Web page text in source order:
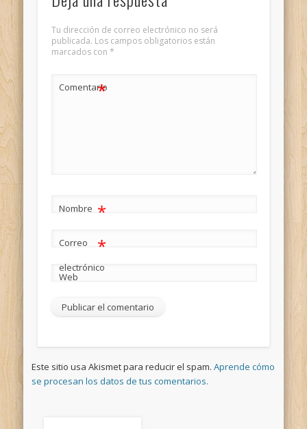
Tu dirección de correo electrónico no será
publicada. Los campos obligatorios están
marcados con *
Comentario
*
Nombre *
Correo
electrónico
*
Web
Este sitio usa Akismet para reducir el spam.Aprende cómo
se procesan los datos de tus comentarios.